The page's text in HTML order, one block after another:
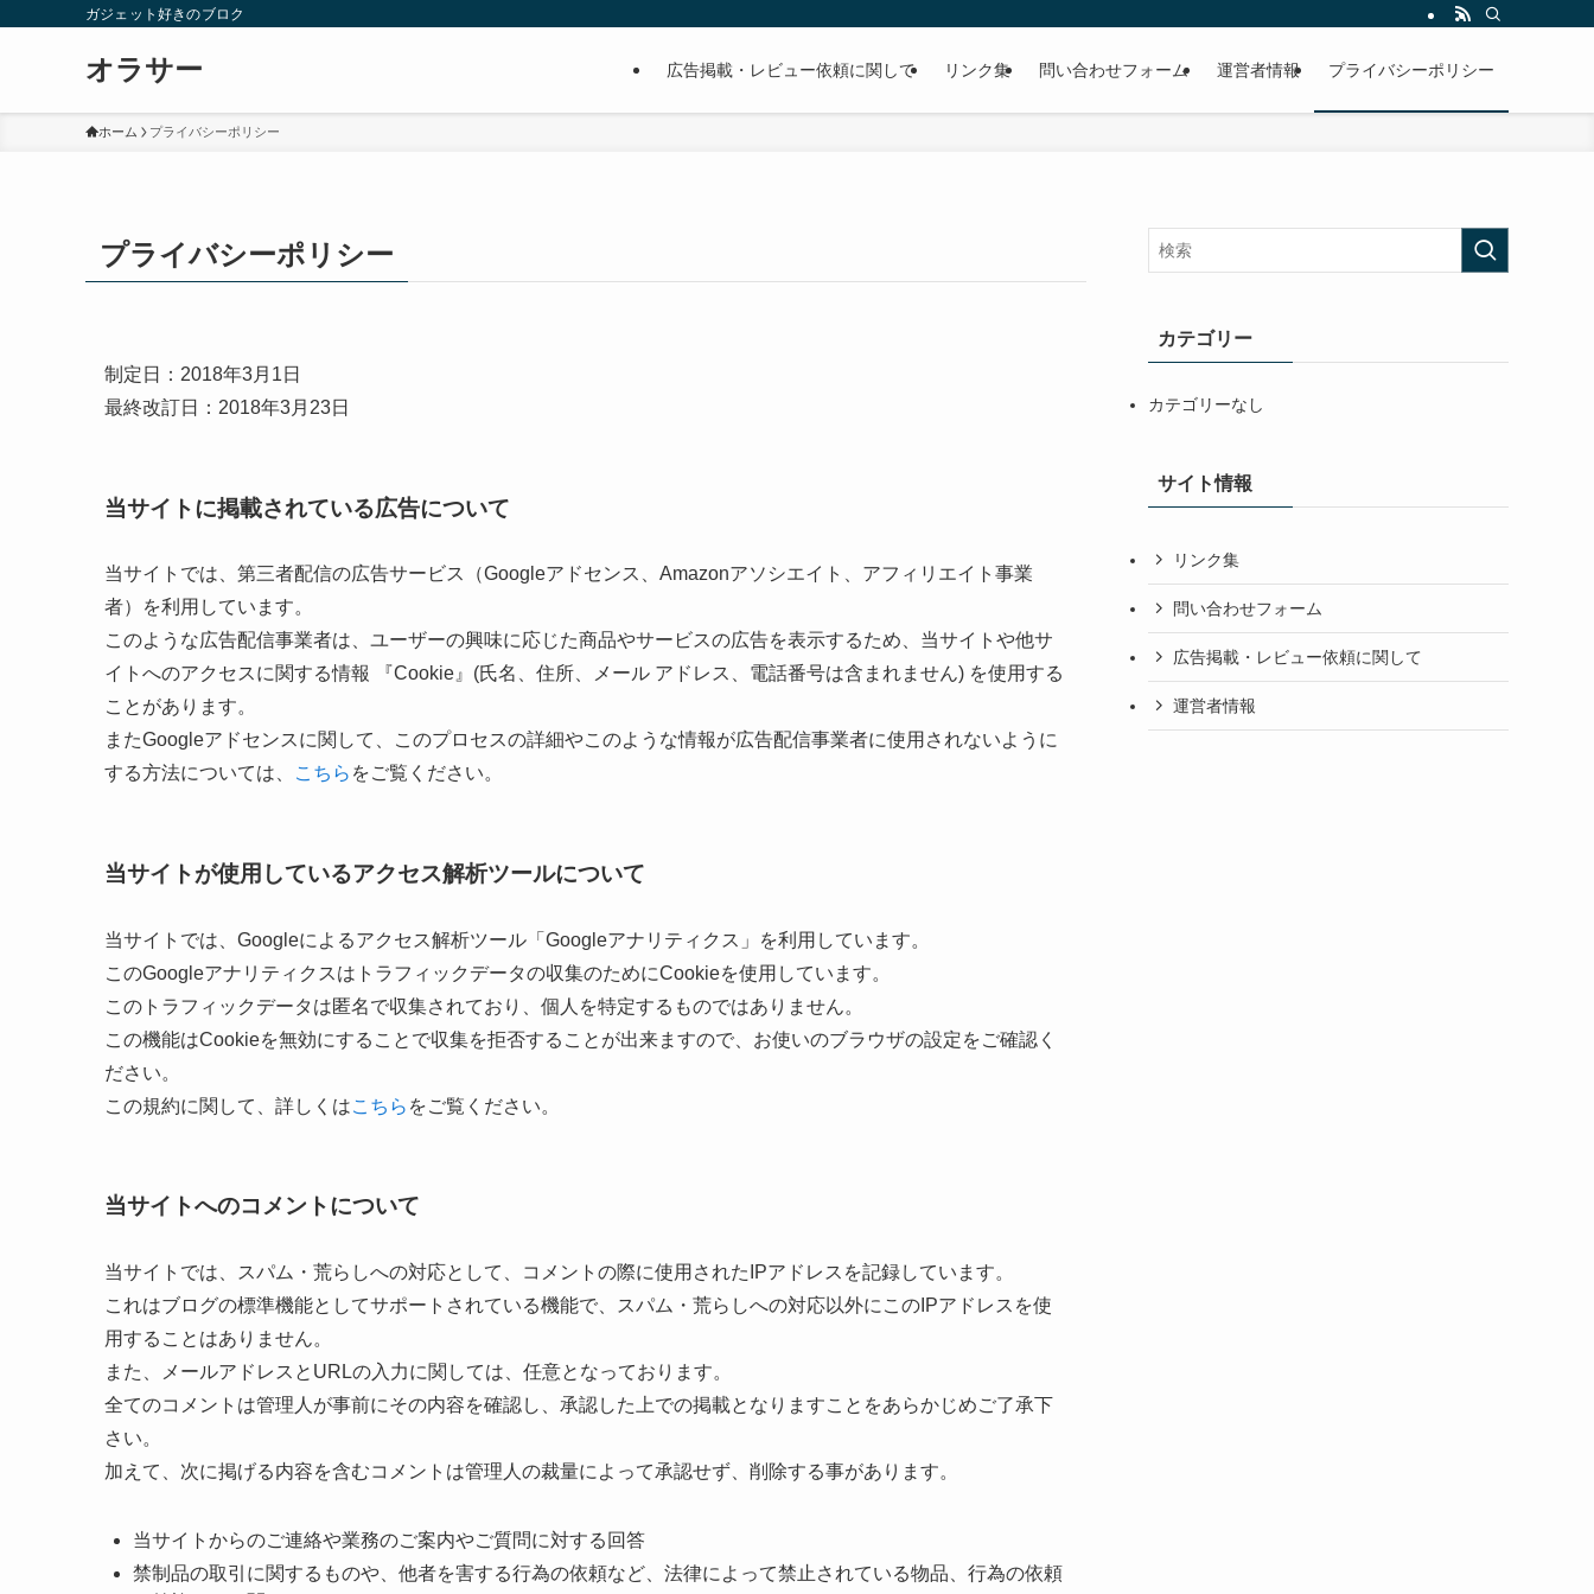
ガジェット好きのブロク
オラサー 広告掲載・レビュー依頼に関して リンク集 問い合わせフォーム 運営者情報 プライバシーポリシー
ホーム プライバシーポリシー
プライバシーポリシー
制定日：2018年3月1日
最終改訂日：2018年3月23日
当サイトに掲載されている広告について
当サイトでは、第三者配信の広告サービス（Googleアドセンス、Amazonアソシエイト、アフィリエイト事業
者）を利用しています。
このような広告配信事業者は、ユーザーの興味に応じた商品やサービスの広告を表示するため、当サイトや他サ
イトへのアクセスに関する情報 『Cookie』(氏名、住所、メール アドレス、電話番号は含まれません) を使用する
ことがあります。
またGoogleアドセンスに関して、このプロセスの詳細やこのような情報が広告配信事業者に使用されないように
する方法については、
こちら をご覧ください。
当サイトが使用しているアクセス解析ツールについて
当サイトでは、Googleによるアクセス解析ツール「Googleアナリティクス」を利用しています。
このGoogleアナリティクスはトラフィックデータの収集のためにCookieを使用しています。
このトラフィックデータは匿名で収集されており、個人を特定するものではありません。
この機能はCookieを無効にすることで収集を拒否することが出来ますので、お使いのブラウザの設定をご確認く
ださい。
この規約に関して、詳しくはこちら をご覧ください。
当サイトへのコメントについて
当サイトでは、スパム・荒らしへの対応として、コメントの際に使用されたIPアドレスを記録しています。
これはブログの標準機能としてサポートされている機能で、スパム・荒らしへの対応以外にこのIPアドレスを使
用することはありません。
また、メールアドレスとURLの入力に関しては、任意となっております。
全てのコメントは管理人が事前にその内容を確認し、承認した上での掲載となりますことをあらかじめご了承下
さい。
加えて、次に掲げる内容を含むコメントは管理人の裁量によって承認せず、削除する事があります。
当サイトからのご連絡や業務のご案内やご質問に対する回答
禁制品の取引に関するものや、他者を害する行為の依頼など、法律によって禁止されている物品、行為の依頼
カテゴリー
カテゴリーなし
サイト情報
リンク集
問い合わせフォーム
広告掲載・レビュー依頼に関して
運営者情報